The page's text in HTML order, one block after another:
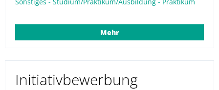
Mehr
Initiativbewerbung